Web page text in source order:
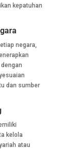
kepatuhan
negara,
dan sumber
kelola
atau